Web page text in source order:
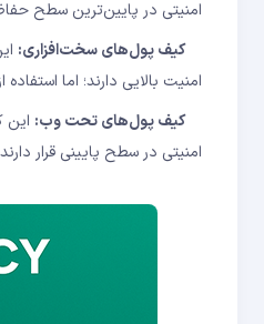
امنیتی در پایین‌ترین سطح
کیف پول‌های سخت‌افزاری:
امنیت بالایی دارند؛ اما
کیف پول‌های تحت ‌وب: این
امنیتی در سطح پایینی قرار